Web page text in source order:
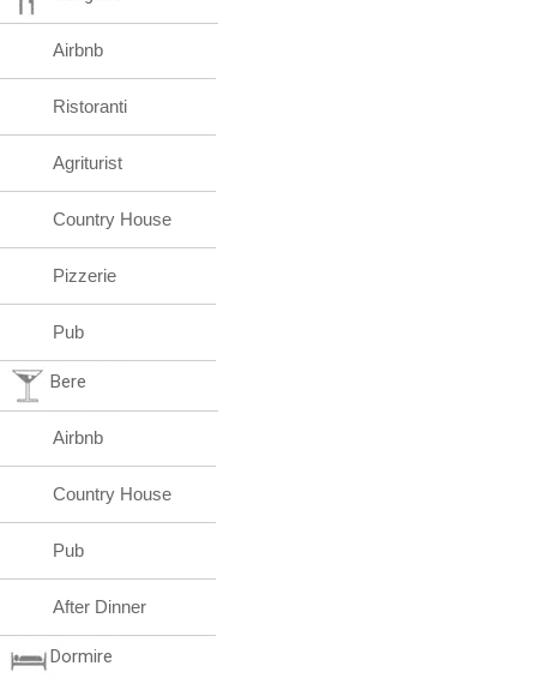
Airbnb
Ristoranti
Agriturist
Country House
Pizzerie
Pub
Bere
Airbnb
Country House
Pub
After Dinner
Dormire